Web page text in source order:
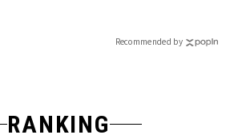
Recommended by
RANKING